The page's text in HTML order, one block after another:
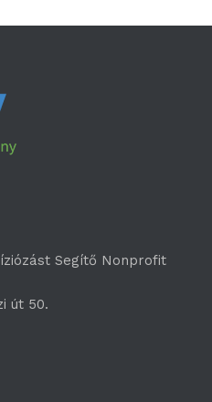
Segítő Nonprofit
út 50.